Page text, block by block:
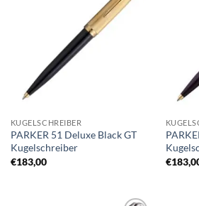
Auf die
Merkliste
KUGELSCHREIBER
PARKER 51 Deluxe Black GT
Kugelschreiber
€183,00
€